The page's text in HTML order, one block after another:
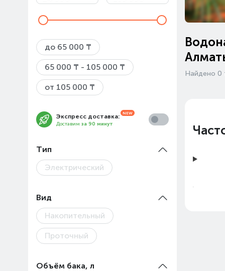
до 65 000 ₸
65 000 ₸ - 105 000 ₸
от 105 000 ₸
Экспресс доставка:
Доставим за 90 минут
Тип
Электрический
Вид
Накопительный
Проточный
Объём бака, л
Найдено 0